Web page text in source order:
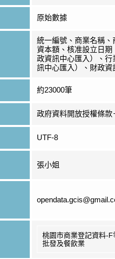
原始數據
統一編號、商業名稱、
資本額、核准設立日期
政資訊中心匯入）、行
訊中心匯入）、財政資
約23000筆
政府資料開放授權條款
UTF-8
張小姐
桃園市商業登記資料-F
批發及餐飲業